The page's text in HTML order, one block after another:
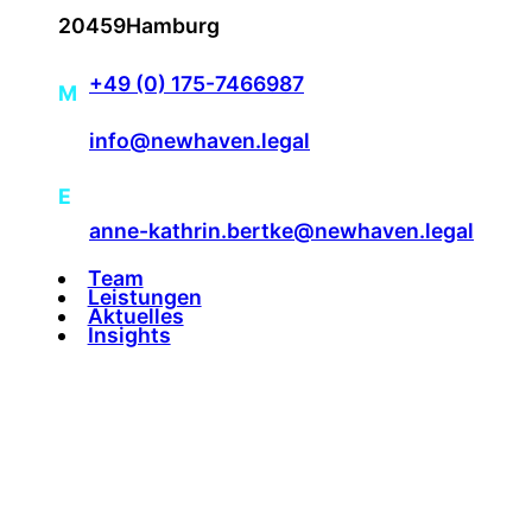
20459Hamburg
M +49 (0) 175-7466987
E
info@newhaven.legal
anne-kathrin.bertke@newhaven.legal
Team
Leistungen
Aktuelles
Insights